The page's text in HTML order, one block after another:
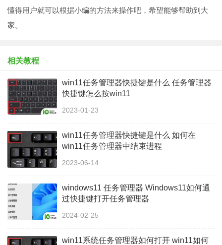
懂得用户就可以根据小编的方法来操作吧，希望能够帮助到大
家。
相关教程
win11任务管理器快捷键是什么 任务管理器
快捷键怎么按win11
2023-01-23
win11任务管理器快捷键是什么 如何在
win11任务管理器中结束进程
2023-06-14
windows11 任务管理器 Windows11如何通
过快捷键打开任务管理器
2024-02-25
win11系统任务管理器如何打开 win11如何